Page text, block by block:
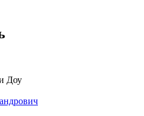
Доу